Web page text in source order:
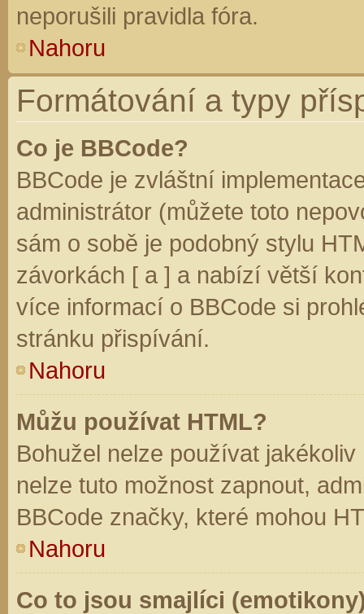
neporušili pravidla fóra.
Nahoru
Formátování a typy
Co je BBCode?
BBCode je zvláštní
administrátor (můžete toto
sám o sobě je podobný stylu
závorkách [ a ] a nabízí větší
více informací o BBCode si
stránku přispívání.
Nahoru
Můžu používat HTML?
Bohužel nelze používat
nelze tuto možnost zapnout,
BBCode značky, které mohou
Nahoru
Co to jsou smajlíci